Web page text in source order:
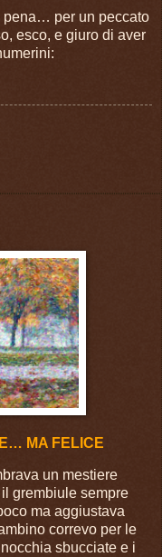
pena… per un peccato
esco, e giuro di aver
MA FELICE
un mestiere
grembiule sempre
ma aggiustava
correvo per le
sbucciate e i